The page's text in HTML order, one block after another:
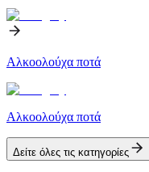
Αλκοολούχα ποτά
Αλκοολούχα ποτά
Δείτε όλες τις κατηγορίες